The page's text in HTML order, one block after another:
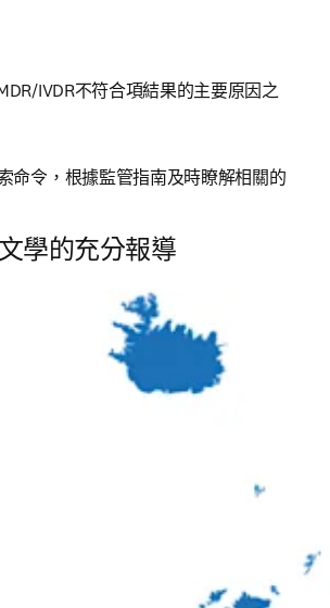
IVDR不符合項結果的主要原因之
命令，根據監管指南及時瞭解相關的
學的充分報導